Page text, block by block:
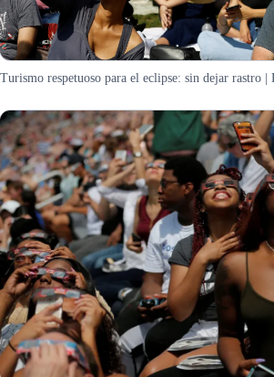
Turismo respetuoso para el eclipse: sin dejar rastro |